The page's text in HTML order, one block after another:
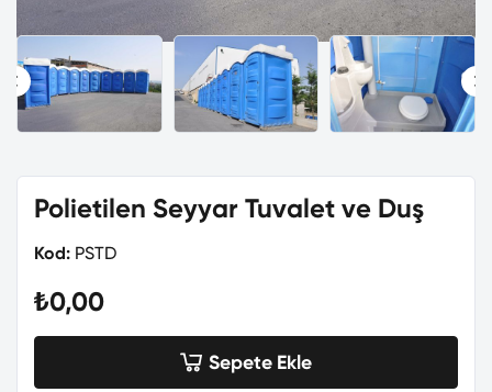
Polietilen Seyyar Tuvalet ve Duş
Kod: PSTD
₺0,00
Sepete Ekle